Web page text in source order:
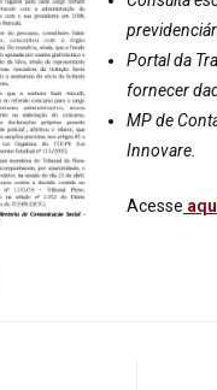
Portal da
fornecer
MP de
Innovare.
Acesse